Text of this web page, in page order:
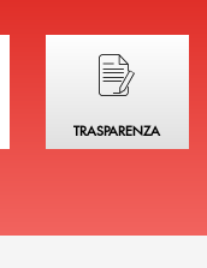
immediata?
Hai bisogno di
TRASPARENZA